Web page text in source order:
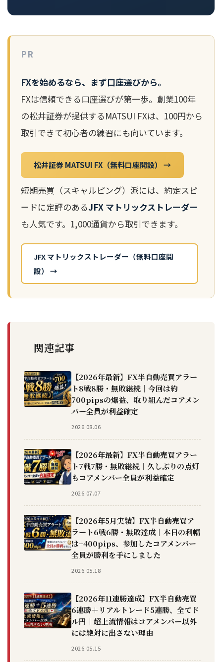
PR
FXを始めるなら、まず口座選びから。
FXは信頼できる口座選びが第一歩。創業100年
の松井証券が提供するMATSUI FXは、100円から
取引できて初心者の練習にも向いています。
松井証券 MATSUI FX（無料口座開設） →
短期売買（スキャルピング）派には、約定スピ
ードに定評のあるJFX マトリックストレーダー
も人気です。1,000通貨から取引できます。
JFX マトリックストレーダー（無料口座開
設） →
関連記事
【2026年最新】FX半自動売買アラー
ト8戦8勝・無敗継続｜今回は約
700pipsの爆益、取り組んだコアメン
バー全員が利益確定
2026.08.06
【2026年最新】FX半自動売買アラー
ト7戦7勝・無敗継続｜久しぶりの点灯
もコアメンバー全員が利益確定
2026.07.07
【2026年5月実績】FX半自動売買ア
ラート6戦6勝・無敗達成｜本日の利幅
は+400pips、参加したコアメンバー
全員が勝利を手にしました
2026.05.18
【2026年11連勝達成】FX半自動売買
6連勝＋リアルトレード5連勝、全てド
ル円｜超上流情報はコアメンバー以外
には絶対に出さない理由
2026.05.15